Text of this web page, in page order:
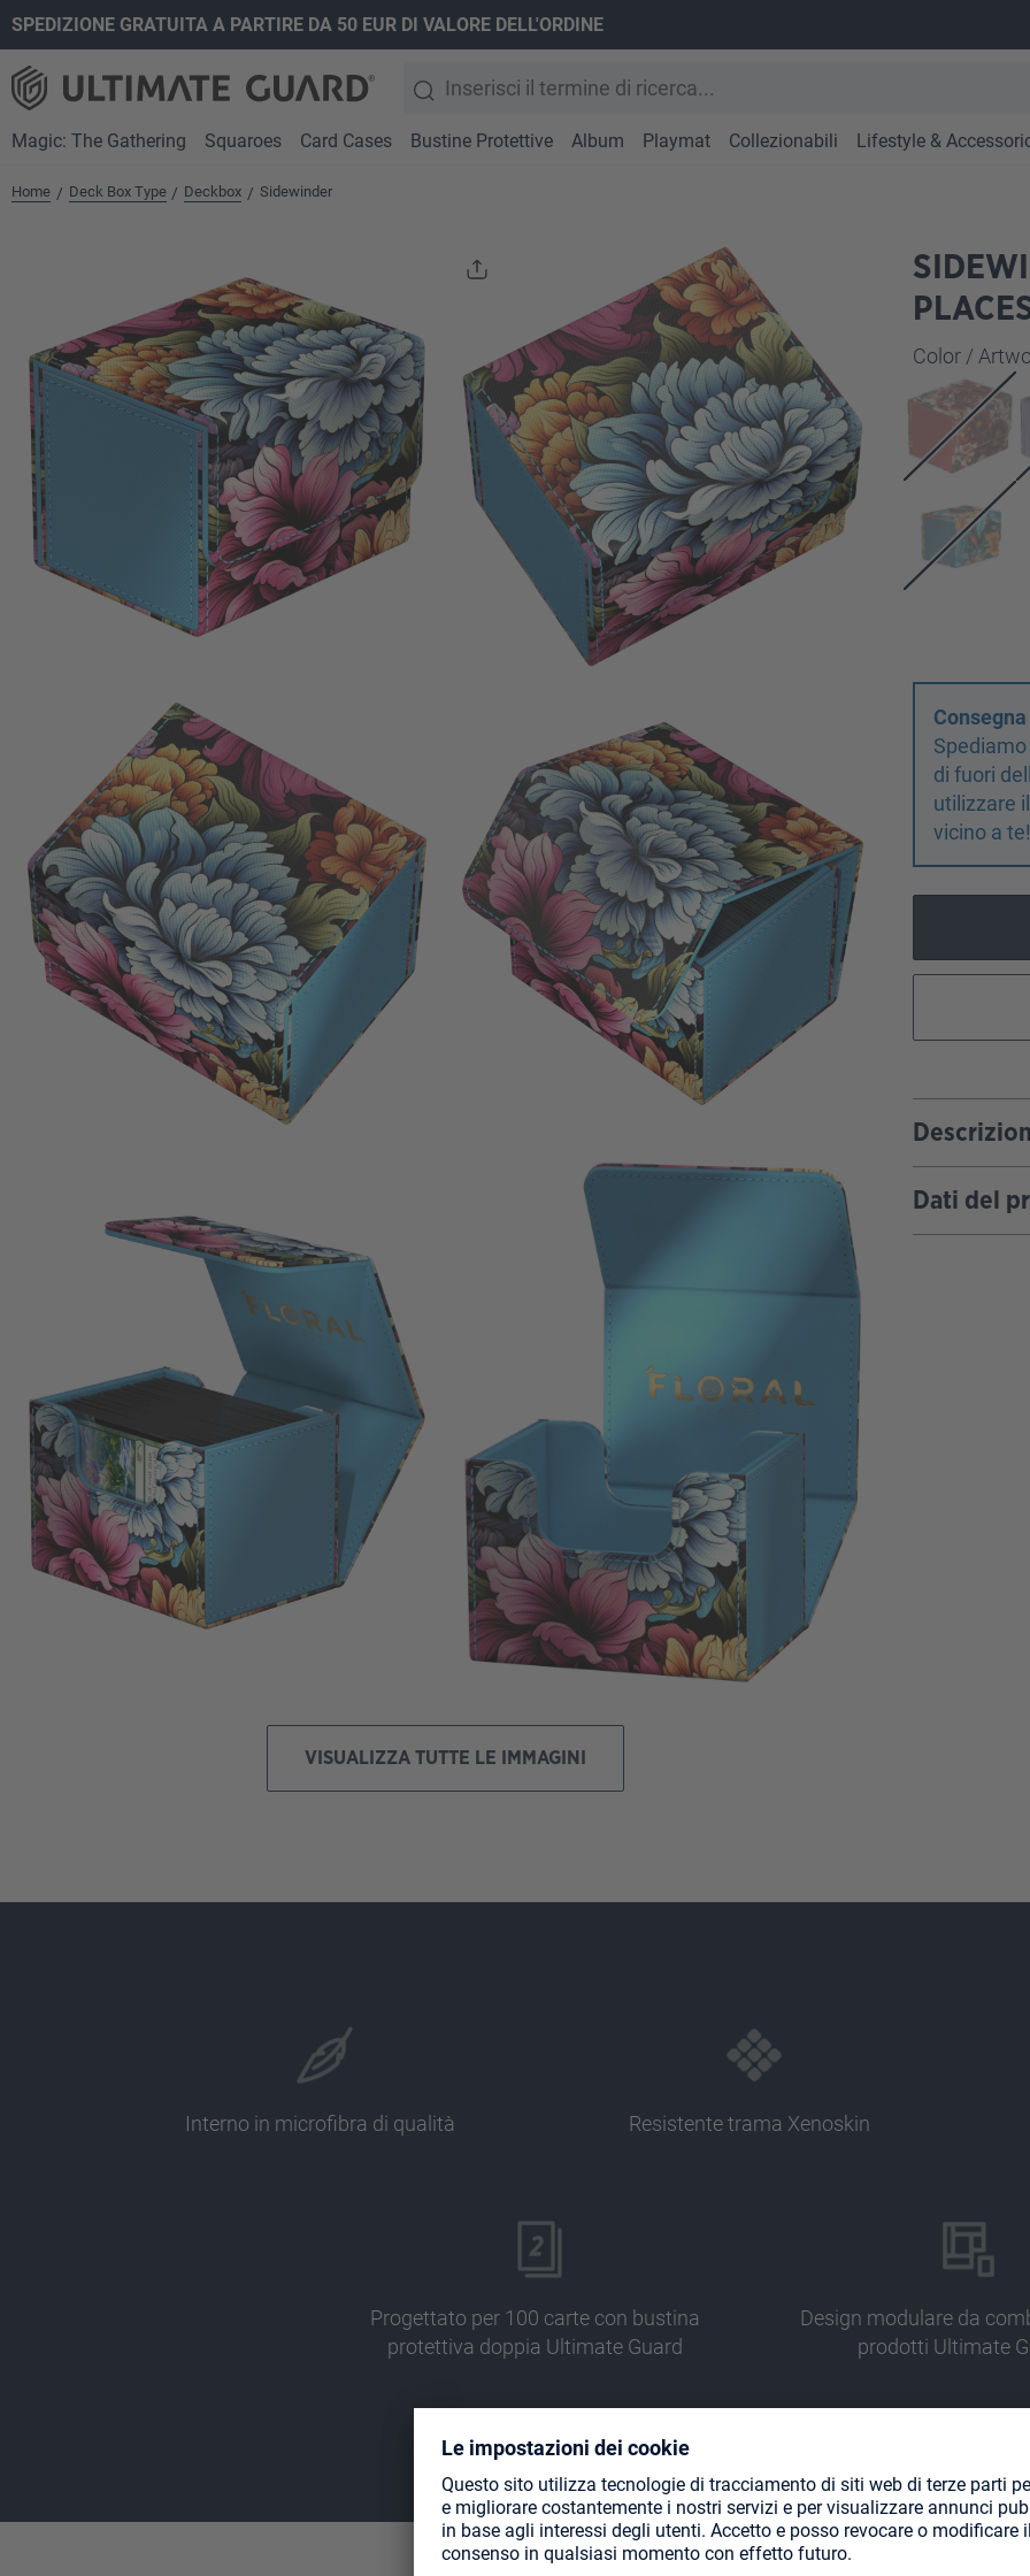
Passa alla navigazione principale
SPEDIZIONE GRATUITA A PARTIRE DA 50 EUR DI VALORE DELL'ORDINE
Magic: The Gathering Squaroes Card Cases Bustine Protettive Album Playmat Collezionabili Lifestyle &
Home / Deck Box Type / Deckbox / Sidewinder
VISUALIZZA TUTTE LE IMMAGINI
Seleziona
Color /
di fuori
utilizzare
vicino a te!
Dati del
Interno in microfibra di qualità Resistente trama Xenoskin
Progettato per 100 carte con bustina
protettiva doppia Ultimate Guard
Design modulare da
prodotti Ultimate